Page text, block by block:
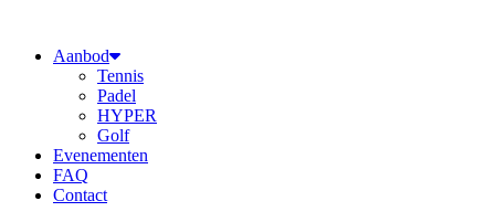
Aanbod
Tennis
Padel
HYPER
Golf
Evenementen
FAQ
Contact